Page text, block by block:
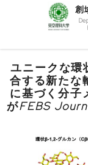
創
ユニークな環
合する新たな
に基づく分子
がFEBS